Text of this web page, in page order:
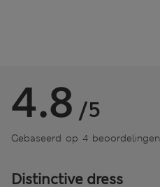
4.8 /5
Gebaseerd op 4 beoordelingen
Distinctive dress